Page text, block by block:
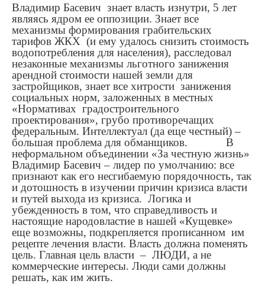
Владимир Басевич знает власть изнутри, 5 лет
являясь ядром ее оппозиции. Знает все
механизмы формирования грабительских
тарифов ЖКХ (и ему удалось снизить стоимость
водопотребления для населения), расследовал
незаконные механизмы льготного занижения
арендной стоимости нашей земли для
застройщиков, знает все хитрости занижения
социальных норм, заложенных в местных
«Нормативах градостроительного
проектирования», грубо противоречащих
федеральным. Интеллектуал (да еще честный) –
большая проблема для обманщиков. В
неформальном объединении «За честную жизнь»
Владимир Басевич – лидер по умолчанию: все
признают как его несгибаемую порядочность, так
и дотошность в изучении причин кризиса власти
и путей выхода из кризиса. Логика и
убежденность в том, что справедливость и
настоящие народовластие в нашей «Кущевке»
еще возможны, подкрепляется прописанном им
рецепте лечения власти. Власть должна поменять
цель. Главная цель власти – ЛЮДИ, а не
коммерческие интересы. Люди сами должны
решать, как им жить.